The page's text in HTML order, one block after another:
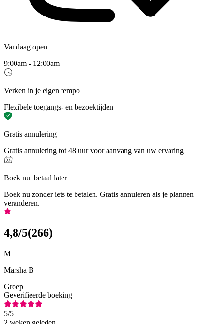
Vandaag open
9:00am - 12:00am
Verken in je eigen tempo
Flexibele toegangs- en bezoektijden
Gratis annulering
Gratis annulering tot 48 uur voor aanvang van uw ervaring
Boek nu, betaal later
Boek nu zonder iets te betalen. Gratis annuleren als je plannen
veranderen.
4,8/5(266)
M
Marsha B
Groep
Geverifieerde boeking
5/5
2 weken geleden